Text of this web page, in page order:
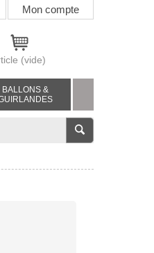
Mon compte
(vide)
BALLONS &
V